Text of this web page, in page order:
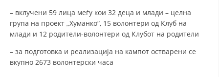
– вклучени 59 лица меѓу кои 32 деца и млади – целна
група на проект „Хуманко“, 15 волонтери од Клуб на
млади и 12 родители-волонтери од Клубот на родители
– за подготовка и реализација на кампот остварени се
вкупно 2673 волонтерски часа